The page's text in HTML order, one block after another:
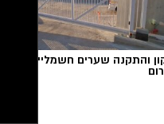
והתקנה שערים חשמליים